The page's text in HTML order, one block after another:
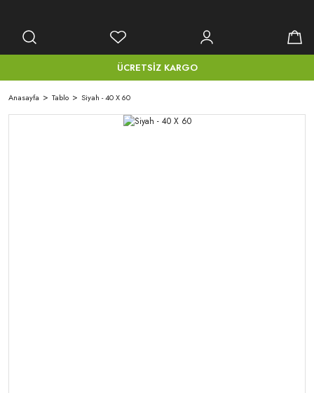
ÜCRETSİZ KARGO
Anasayfa Tablo Siyah - 40 X 60